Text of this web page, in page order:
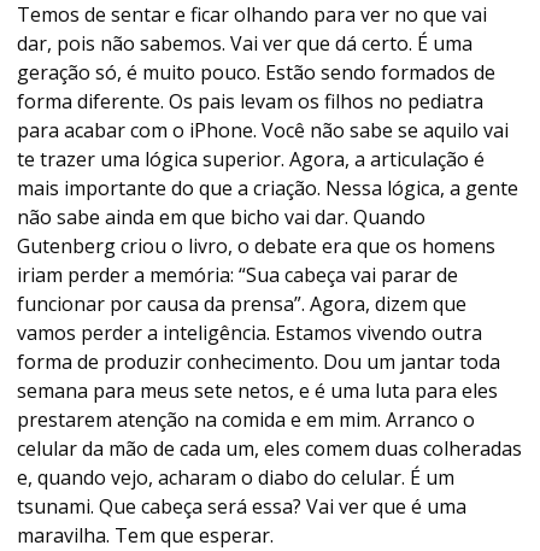
Temos de sentar e ficar olhando para ver no que vai
dar, pois não sabemos. Vai ver que dá certo. É uma
geração só, é muito pouco. Estão sendo formados de
forma diferente. Os pais levam os filhos no pediatra
para acabar com o iPhone. Você não sabe se aquilo vai
te trazer uma lógica superior. Agora, a articulação é
mais importante do que a criação. Nessa lógica, a gente
não sabe ainda em que bicho vai dar. Quando
Gutenberg criou o livro, o debate era que os homens
iriam perder a memória: “Sua cabeça vai parar de
funcionar por causa da prensa”. Agora, dizem que
vamos perder a inteligência. Estamos vivendo outra
forma de produzir conhecimento. Dou um jantar toda
semana para meus sete netos, e é uma luta para eles
prestarem atenção na comida e em mim. Arranco o
celular da mão de cada um, eles comem duas colheradas
e, quando vejo, acharam o diabo do celular. É um
tsunami. Que cabeça será essa? Vai ver que é uma
maravilha. Tem que esperar.